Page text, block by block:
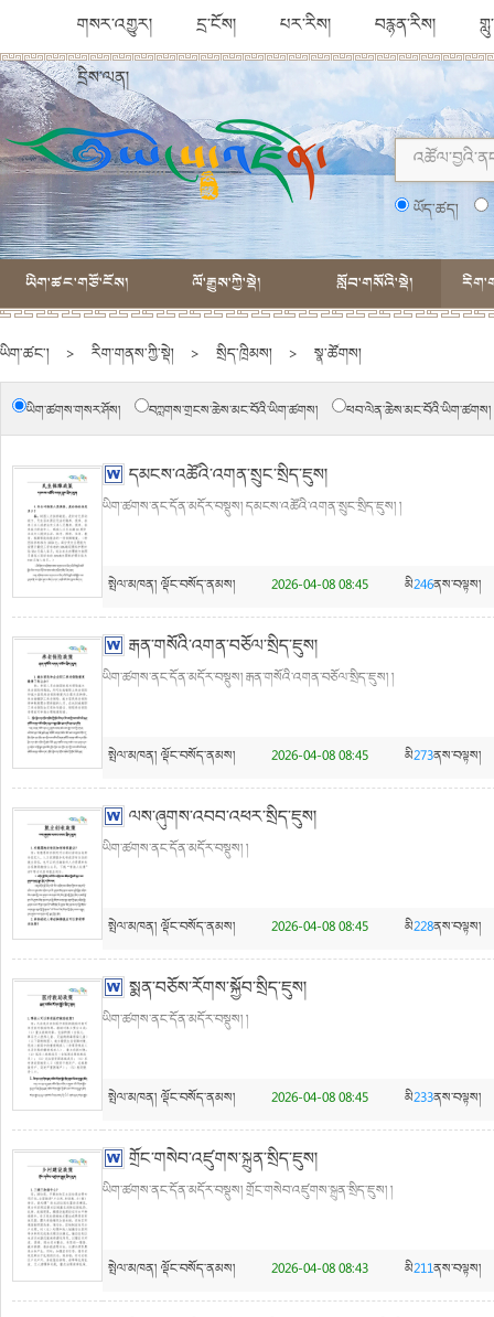
གསར་འགྱུར། དྲ་ངོས། པར་རིས། བརྙན་རིས།
དྲིས་ལན།
ཡོད་ཚད།
ཡིག་ཚང་གཙོ་ངོས། ལོ་རྒྱུས་ཀྱི་སྡེ། སློབ་གསོའི་སྡེ།
ཡིག་ཚང་། > རིག་གནས་ཀྱི་སྡེ། > སྲིད་ཁྲིམས། > སྣ་ཚོགས།
ཡིག་ཚགས་གསར་ཤོས། བཀླགས་གྲངས་ཆེས་མང་བོའི་ཡིག་ཚགས། ཕབ་ལེན་ཆེས་མང་བོའི་ཡིག་ཚགས།
དམངས་འཚོའི་འགན་སྲུང་སྲིད་ཇུས།
ཡིག་ཚགས་ནང་དོན་མདོར་བསྡུས། དམངས་འཚོའི་འགན་སྲུང་སྲིད་ཇུས། །
སྤེལ་མཁན། ལྡོང་བསོད་ནམས། 2026-04-08 08:45 མི246ནས་བལྟས།
རྒན་གསོའི་འགན་བཅོལ་སྲིད་ཇུས།
ཡིག་ཚགས་ནང་དོན་མདོར་བསྡུས། རྒན་གསོའི་འགན་བཅོལ་སྲིད་ཇུས། །
སྤེལ་མཁན། ལྡོང་བསོད་ནམས། 2026-04-08 08:45 མི273ནས་བལྟས།
ལས་ཞུགས་འབབ་འཕར་སྲིད་ཇུས།
ཡིག་ཚགས་ནང་དོན་མདོར་བསྡུས། །
སྤེལ་མཁན། ལྡོང་བསོད་ནམས། 2026-04-08 08:45 མི228ནས་བལྟས།
སྨན་བཅོས་རོགས་སྐྱོབ་སྲིད་ཇུས།
ཡིག་ཚགས་ནང་དོན་མདོར་བསྡུས། །
སྤེལ་མཁན། ལྡོང་བསོད་ནམས། 2026-04-08 08:45 མི233ནས་བལྟས།
གྲོང་གསེབ་འཛུགས་སྐྲུན་སྲིད་ཇུས།
ཡིག་ཚགས་ནང་དོན་མདོར་བསྡུས། གྲོང་གསེབ་འཛུགས་སྐྲུན་སྲིད་ཇུས། །
སྤེལ་མཁན། ལྡོང་བསོད་ནམས། 2026-04-08 08:43 མི211ནས་བལྟས།